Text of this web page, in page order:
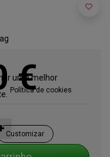
€
uma melhor
Política de cookies
Customizar